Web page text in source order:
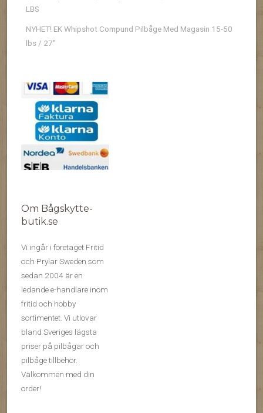
LBS
NYHET! EK Whipshot Compund Pilbåge Med Magasin 15-50
lbs / 27″
Om Bågskytte-
butik.se
Vi ingår i företaget Fritid
och Prylar Sweden som
sedan 2004 är en
ledande e-handlare inom
fritid och hobby
sortimentet. Vi utlovar
bland Sveriges lägsta
priser på pilbågar och
pilbåge tillbehör.
Välkommen med din
order!